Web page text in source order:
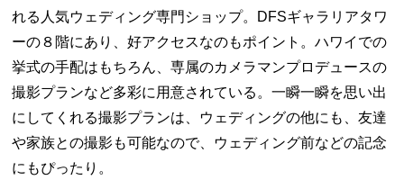
れる人気ウェディング専門ショップ。 DFSギャラリアタワ
ーの８階にあり、好アクセスなのもポイント。ハワイでの
挙式の手配はもちろん、専属のカメラマンプロデュースの
撮影プランなど多彩に用意されている。一瞬一瞬を思い出
にしてくれる撮影プランは、ウェディングの他にも、友達
や家族との撮影も可能なので、ウェディング前などの記念
にもぴったり。